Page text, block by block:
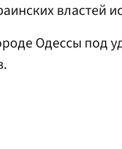
властей
Одессы под